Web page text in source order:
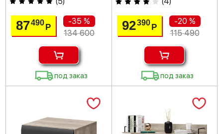
87490Р
-35 %
134 600
под заказ
92390 Р
-20 %
115 490
под заказ